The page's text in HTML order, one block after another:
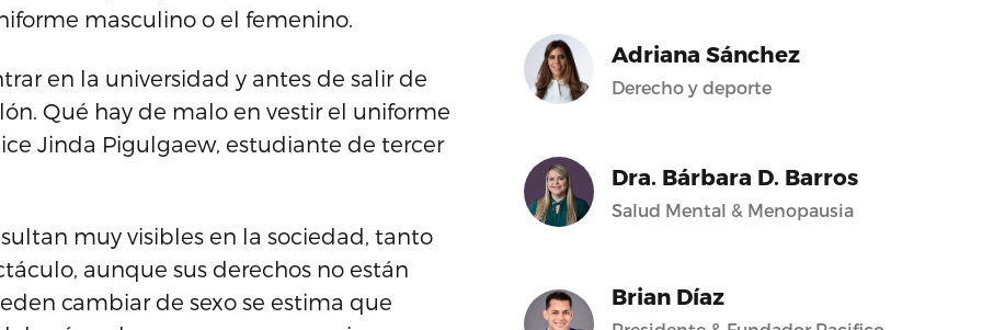
masculino o el femenino.
en la universidad y antes de salir de
Qué hay de malo en vestir el uniforme
Jinda Pigulgaew, estudiante de tercer
muy visibles en la sociedad, tanto
aunque sus derechos no están
cambiar de sexo se estima que
Adriana Sánchez
Derecho y deporte
Dra. Bárbara D. Barros
Salud Mental & Menopausia
Brian Díaz